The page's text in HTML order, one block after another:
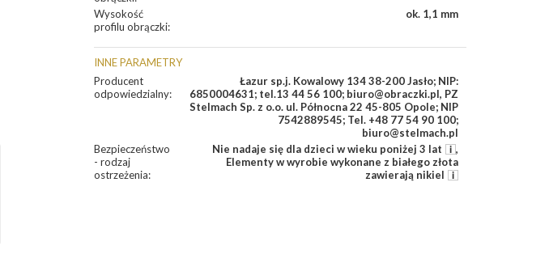
Wysokość
profilu obrączki:
ok. 1,1 mm
INNE PARAMETRY
Producent
odpowiedzialny:
Łazur sp.j. Kowalowy 134 38-200 Jasło; NIP:
6850004631; tel.13 44 56 100; biuro@obraczki.pl, PZ
Stelmach Sp. z o.o. ul. Północna 22 45-805 Opole; NIP
7542889545; Tel. +48 77 54 90 100;
biuro@stelmach.pl
Bezpieczeństwo
- rodzaj
ostrzeżenia:
Nie nadaje się dla dzieci w wieku poniżej 3 lat
,
Elementy w wyrobie wykonane z białego złota
zawierają nikiel